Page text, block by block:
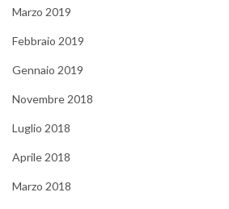
Marzo 2019
Febbraio 2019
Gennaio 2019
Novembre 2018
Luglio 2018
Aprile 2018
Marzo 2018